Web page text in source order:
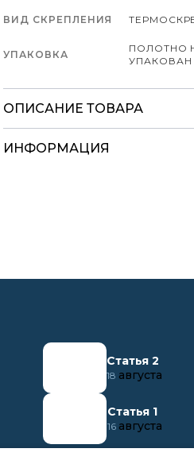
ВИД СКРЕПЛЕНИЯ
УПАКОВКА
ПОЛОТНО
ОПИСАНИЕ ТОВАРА
ИНФОРМАЦИЯ
Статья 2
18 августа
Статья 1
16 августа